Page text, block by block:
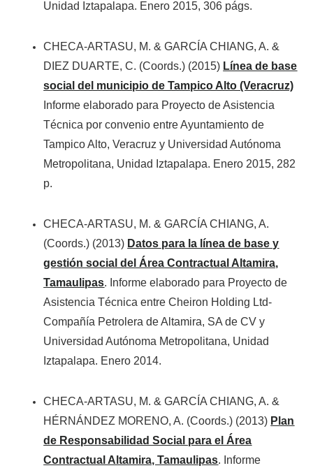
Unidad Iztapalapa. Enero 2015, 306 págs.
CHECA-ARTASU, M. & GARCÍA CHIANG, A. &
DIEZ DUARTE, C. (Coords.) (2015) Línea de base
social del municipio de Tampico Alto (Veracruz)
Informe elaborado para Proyecto de Asistencia
Técnica por convenio entre Ayuntamiento de
Tampico Alto, Veracruz y Universidad Autónoma
Metropolitana, Unidad Iztapalapa. Enero 2015, 282
p.
CHECA-ARTASU, M. & GARCÍA CHIANG, A.
(Coords.) (2013) Datos para la línea de base y
gestión social del Área Contractual Altamira,
Tamaulipas. Informe elaborado para Proyecto de
Asistencia Técnica entre Cheiron Holding Ltd-
Compañía Petrolera de Altamira, SA de CV y
Universidad Autónoma Metropolitana, Unidad
Iztapalapa. Enero 2014.
CHECA-ARTASU, M. & GARCÍA CHIANG, A. &
HÉRNÁNDEZ MORENO, A. (Coords.) (2013) Plan
de Responsabilidad Social para el Área
Contractual Altamira, Tamaulipas. Informe